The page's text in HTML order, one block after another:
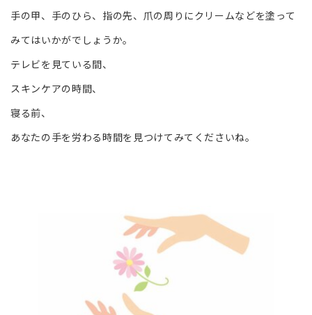
手の甲、手のひら、指の先、爪の周りにクリームなどを塗って
みてはいかがでしょうか。
テレビを見ている間、
スキンケアの時間、
寝る前、
あなたの手を労わる時間を見つけてみてくださいね。